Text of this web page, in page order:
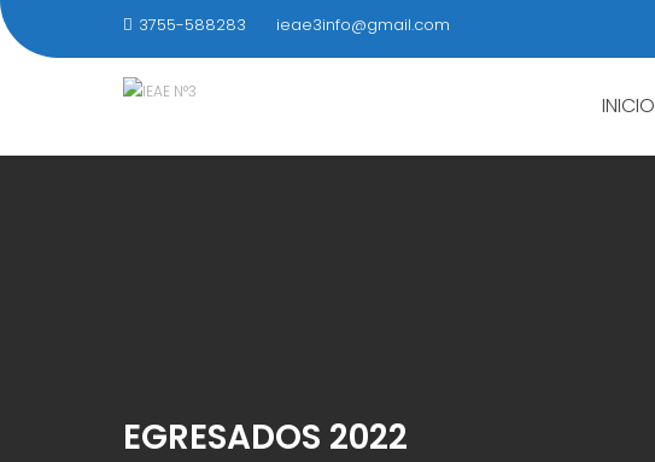
Saltar
al
3755-588283 ieae3info@gmail.com
INICIO
EGRESADOS 2022